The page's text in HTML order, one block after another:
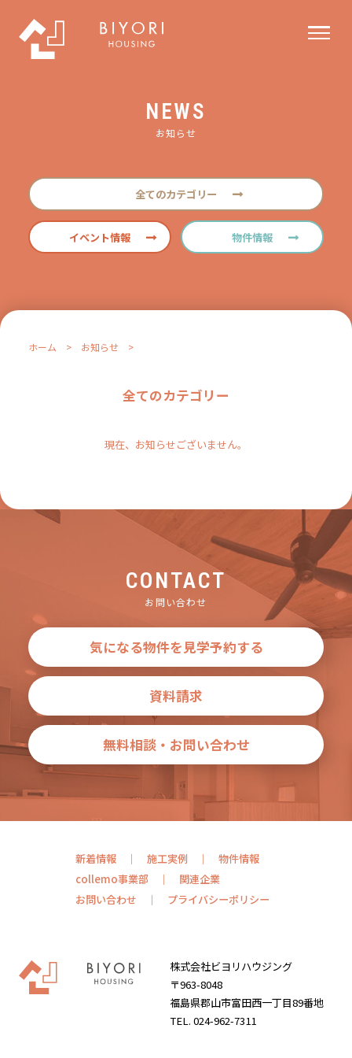
NEWS
お知らせ
全てのカテゴリー
イベント情報 物件情報
ホーム > お知らせ>
全てのカテゴリー
現在、お知らせございません。
CONTACT
お問い合わせ
気になる物件を見学予約する
資料請求
無料相談・お問い合わせ
新着情報 施工実例
物件情報
collemo事業部
関連企業
お問い合わせ
プライバシーポリシー
株式会社ビヨリハウジング
〒963-8048
福島県郡山市富田西一丁目89番地
TEL. 024-962-7311